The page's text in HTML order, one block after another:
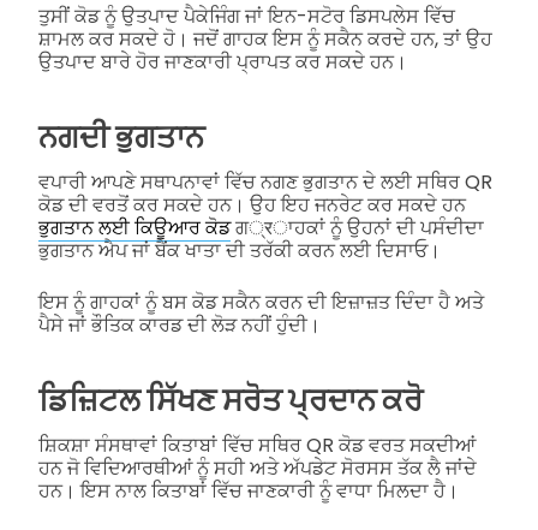
ਤੁਸੀਂ ਕੋਡ ਨੂੰ ਉਤਪਾਦ ਪੈਕੇਜਿੰਗ ਜਾਂ ਇਨ-ਸਟੋਰ ਡਿਸਪਲੇਸ ਵਿੱਚ
ਸ਼ਾਮਲ ਕਰ ਸਕਦੇ ਹੋ। ਜਦੋਂ ਗਾਹਕ ਇਸ ਨੂੰ ਸਕੈਨ ਕਰਦੇ ਹਨ, ਤਾਂ ਉਹ
ਉਤਪਾਦ ਬਾਰੇ ਹੋਰ ਜਾਣਕਾਰੀ ਪ੍ਰਾਪਤ ਕਰ ਸਕਦੇ ਹਨ।
ਨਗਦੀ ਭੁਗਤਾਨ
ਵਪਾਰੀ ਆਪਣੇ ਸਥਾਪਨਾਵਾਂ ਵਿੱਚ ਨਗਣ ਭੁਗਤਾਨ ਦੇ ਲਈ ਸਥਿਰ QR
ਕੋਡ ਦੀ ਵਰਤੋਂ ਕਰ ਸਕਦੇ ਹਨ। ਉਹ ਇਹ ਜਨਰੇਟ ਕਰ ਸਕਦੇ ਹਨ
ਭੁਗਤਾਨ ਲਈ ਕਿਊਆਰ ਕੋਡਗ्रਾਹਕਾਂ ਨੂੰ ਉਹਨਾਂ ਦੀ ਪਸੰਦੀਦਾ
ਭੁਗਤਾਨ ਐਪ ਜਾਂ ਬੈਂਕ ਖਾਤਾ ਦੀ ਤਰੱਕੀ ਕਰਨ ਲਈ ਦਿਸਾਓ।
ਇਸ ਨੂੰ ਗਾਹਕਾਂ ਨੂੰ ਬਸ ਕੋਡ ਸਕੈਨ ਕਰਨ ਦੀ ਇਜ਼ਾਜ਼ਤ ਦਿੰਦਾ ਹੈ ਅਤੇ
ਪੈਸੇ ਜਾਂ ਭੌਤਿਕ ਕਾਰਡ ਦੀ ਲੋੜ ਨਹੀਂ ਹੁੰਦੀ।
ਡਿਜ਼ਿਟਲ ਸਿੱਖਣ ਸਰੋਤ ਪ੍ਰਦਾਨ ਕਰੋ
ਸ਼ਿਕਸ਼ਾ ਸੰਸਥਾਵਾਂ ਕਿਤਾਬਾਂ ਵਿੱਚ ਸਥਿਰ QR ਕੋਡ ਵਰਤ ਸਕਦੀਆਂ
ਹਨ ਜੋ ਵਿਦਿਆਰਥੀਆਂ ਨੂੰ ਸਹੀ ਅਤੇ ਅੱਪਡੇਟ ਸੋਰਸਸ ਤੱਕ ਲੈ ਜਾਂਦੇ
ਹਨ। ਇਸ ਨਾਲ ਕਿਤਾਬਾਂ ਵਿੱਚ ਜਾਣਕਾਰੀ ਨੂੰ ਵਾਧਾ ਮਿਲਦਾ ਹੈ।